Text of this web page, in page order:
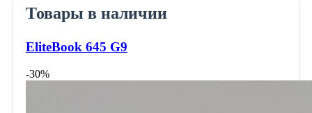
Товары в наличии
EliteBook 645 G9
-30%